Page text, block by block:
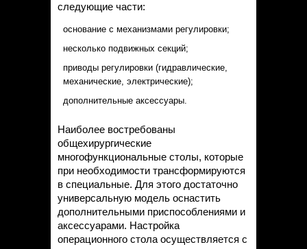
следующие части:
основание c механизмами регулировки;
несколько подвижных секций;
приводы регулировки (гидравлические,
механические, электрические);
дополнительные аксессуары.
Наиболее востребованы
общехирургические
многофункциональные столы, которые
при необходимости трансформируются
в специальные. Для этого достаточно
универсальную модель оснастить
дополнительными приспособлениями и
аксессуарами. Настройка
операционного стола осуществляется с